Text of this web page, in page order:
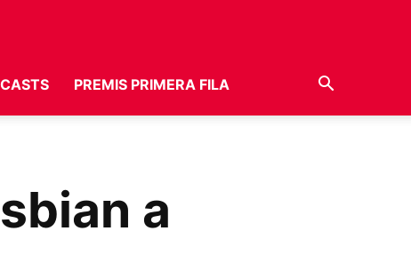
PREMIS PRIMERA FILA
a